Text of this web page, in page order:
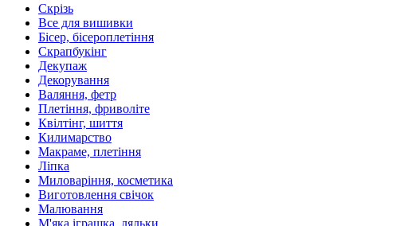
Скрізь
Все для вишивки
Бісер, бісероплетіння
Скрапбукінг
Декупаж
Декорування
Валяння, фетр
Плетіння, фриволіте
Квілтінг, шиття
Килимарство
Макраме, плетіння
Ліпка
Миловаріння, косметика
Виготовлення свічок
Малювання
М'яка іграшка, ляльки